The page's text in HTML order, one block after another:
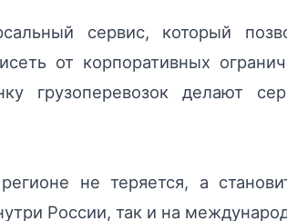
сервис, который
от корпоративных
грузоперевозок делают
не теряется, а
России, так и на